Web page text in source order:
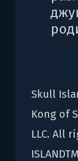
Skull
Kong of
LLC. All